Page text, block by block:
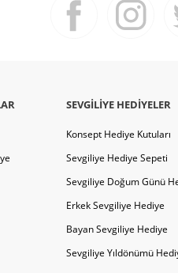
SEVGILIYE HEDIYELER
Konsept Hediye Kutuları
Sevgiliye Hediye Sepeti
Sevgiliye Doğum Günü
Erkek Sevgiliye Hediye
Bayan Sevgiliye Hediye
Sevgiliye Yıldönümü